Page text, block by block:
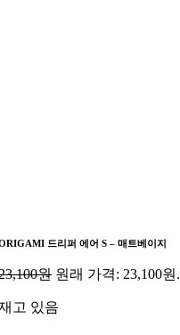
드리퍼 에어 S – 매트베이지
원 원래 가격: 23,100원.
고 있음